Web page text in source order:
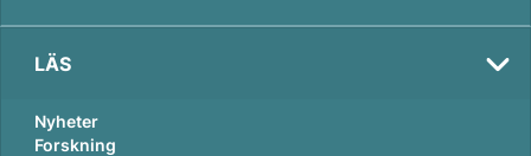
LÄS
Nyheter
Forskning